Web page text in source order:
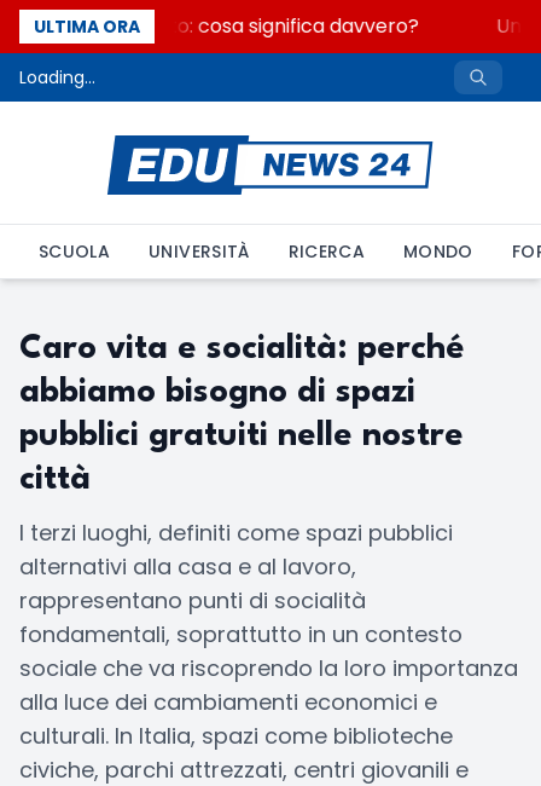
ULTIMA ORA
Fondo perduto: cosa significa davvero? Un
Loading...
SCUOLA UNIVERSITÀ RICERCA MONDO
Caro vita e socialità: perché
abbiamo bisogno di spazi
pubblici gratuiti nelle nostre
città
I terzi luoghi, definiti come spazi pubblici
alternativi alla casa e al lavoro,
rappresentano punti di socialità
fondamentali, soprattutto in un contesto
sociale che va riscoprendo la loro importanza
alla luce dei cambiamenti economici e
culturali. In Italia, spazi come biblioteche
civiche, parchi attrezzati, centri giovanili e